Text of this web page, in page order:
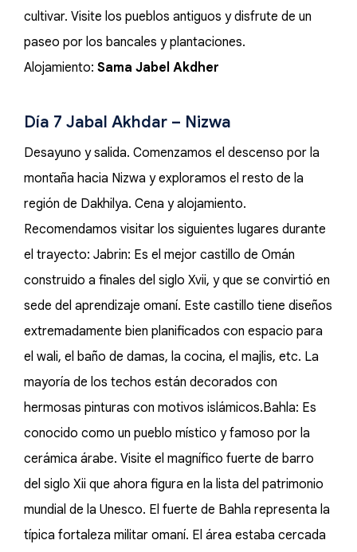
cultivar. Visite los pueblos antiguos y disfrute de un
paseo por los bancales y plantaciones.
Alojamiento: Sama Jabel Akdher
Día 7 Jabal Akhdar – Nizwa
Desayuno y salida. Comenzamos el descenso por la
montaña hacia Nizwa y exploramos el resto de la
región de Dakhilya. Cena y alojamiento.
Recomendamos visitar los siguientes lugares durante
el trayecto: Jabrin: Es el mejor castillo de Omán
construido a finales del siglo Xvii, y que se convirtió en
sede del aprendizaje omaní. Este castillo tiene diseños
extremadamente bien planificados con espacio para
el wali, el baño de damas, la cocina, el majlis, etc. La
mayoría de los techos están decorados con
hermosas pinturas con motivos islámicos.Bahla: Es
conocido como un pueblo místico y famoso por la
cerámica árabe. Visite el magnífico fuerte de barro
del siglo Xii que ahora figura en la lista del patrimonio
mundial de la Unesco. El fuerte de Bahla representa la
típica fortaleza militar omaní. El área estaba cercada